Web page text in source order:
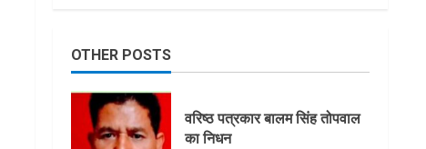
OTHER POSTS
वरिष्ठ पत्रकार बालम सिंह तोपवाल
का निधन